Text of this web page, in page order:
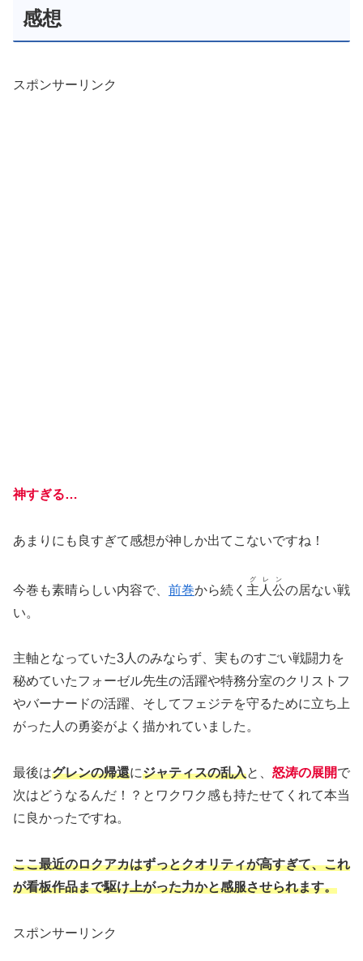
感想
スポンサーリンク
神すぎる…
あまりにも良すぎて感想が神しか出てこないですね！
今巻も素晴らしい内容で、 前巻から続く 主人公
グレン
の居ない戦
い。
主軸となっていた3人のみならず、実ものすごい戦闘力を
秘めていたフォーゼル先生の活躍や特務分室のクリストフ
やバーナードの活躍、そしてフェジテを守るために立ち上
がった人の勇姿がよく描かれていました。
最後はグレンの帰還にジャティスの乱入と、 怒涛の展開で
次はどうなるんだ！？とワクワク感も持たせてくれて本当
に良かったですね。
ここ最近のロクアカはずっとクオリティが高すぎて、これ
が看板作品まで駆け上がった力かと感服させられます。
スポンサーリンク